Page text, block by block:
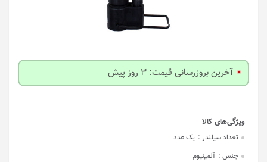
آخرین بروزرسانی قیمت: 3 روز پیش
تعداد سیلندر : یک عدد
جنس : آلمینیوم